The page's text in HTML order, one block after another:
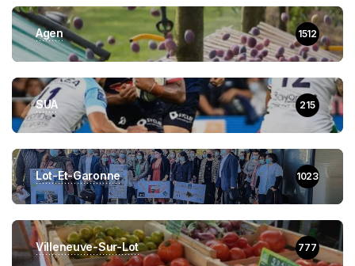
Agen 1512
SUA 215
Lot-Et-Garonne 1023
Villeneuve-Sur-Lot 777